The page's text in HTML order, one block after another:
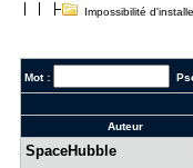
Impossibilité
Mot :
Auteur
SpaceHubbl​e